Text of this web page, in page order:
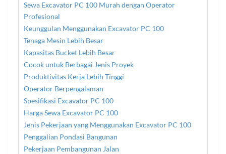
Sewa Excavator PC 100 Murah dengan Operator
Profesional
Keunggulan Menggunakan Excavator PC 100
Tenaga Mesin Lebih Besar
Kapasitas Bucket Lebih Besar
Cocok untuk Berbagai Jenis Proyek
Produktivitas Kerja Lebih Tinggi
Operator Berpengalaman
Spesifikasi Excavator PC 100
Harga Sewa Excavator PC 100
Jenis Pekerjaan yang Menggunakan Excavator PC 100
Penggalian Pondasi Bangunan
Pekerjaan Pembangunan Jalan